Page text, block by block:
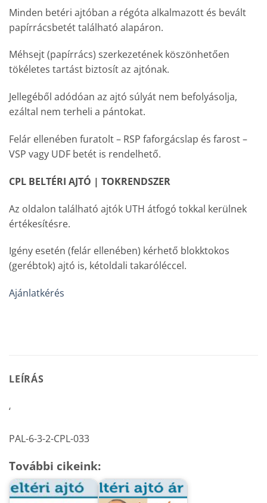
Minden betéri ajtóban a régóta alkalmazott és bevált
papírrácsbetét található alapáron.
Méhsejt (papírrács) szerkezetének köszönhetően
tökéletes tartást biztosít az ajtónak.
Jellegéből adódóan az ajtó súlyát nem befolyásolja,
ezáltal nem terheli a pántokat.
Felár ellenében furatolt – RSP faforgácslap és farost –
VSP vagy UDF betét is rendelhető.
CPL BELTÉRI AJTÓ | TOKRENDSZER
Az oldalon található ajtók UTH átfogó tokkal kerülnek
értékesítésre.
Igény esetén (felár ellenében) kérhető blokktokos
(gerébtok) ajtó is, kétoldali takaróléccel.
Ajánlatkérés
LEÍRÁS
‘
PAL-6-3-2-CPL-033
További cikeink: